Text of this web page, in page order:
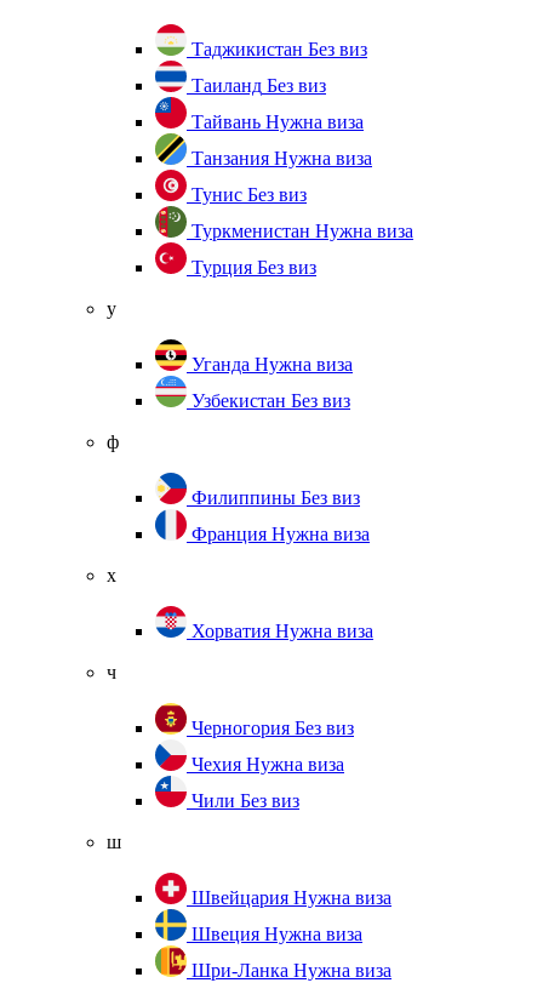
Таджикистан Без виз
Таиланд Без виз
Тайвань Нужна виза
Танзания Нужна виза
Тунис Без виз
Туркменистан Нужна виза
Турция Без виз
у
Уганда Нужна виза
Узбекистан Без виз
ф
Филиппины Без виз
Франция Нужна виза
х
Хорватия Нужна виза
ч
Черногория Без виз
Чехия Нужна виза
Чили Без виз
ш
Швейцария Нужна виза
Швеция Нужна виза
Шри-Ланка Нужна виза